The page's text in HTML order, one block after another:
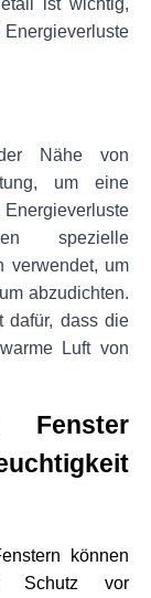
ist wichtig,
Energieverluste
Nähe von
um eine
spezielle
verwendet, um
abzudichten.
dafür, dass die
Luft von
Fenster
können
Schutz vor